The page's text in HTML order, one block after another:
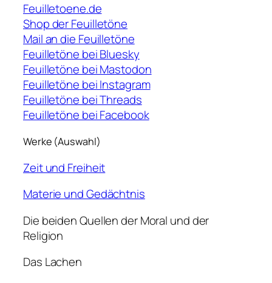
Feuilletoene.de
Shop der Feuilletöne
Mail an die Feuilletöne
Feuilletöne bei Bluesky
Feuilletöne bei Mastodon
Feuilletöne bei Instagram
Feuilletöne bei Threads
Feuilletöne bei Facebook
Werke (Auswahl)
Zeit und Freiheit
Materie und Gedächtnis
Die beiden Quellen der Moral und der
Religion
Das Lachen